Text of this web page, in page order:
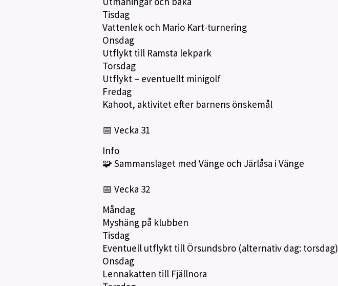
Tisdag
Vattenlek och Mario Kart-turnering
Onsdag
Utflykt till Ramsta lekpark
Torsdag
Utflykt – eventuellt minigolf
Fredag
Kahoot, aktivitet efter barnens önskemål
📅 Vecka 31
Info
🧩 Sammanslaget med Vänge och Järlåsa i Vänge
📅 Vecka 32
Måndag
Myshäng på klubben
Tisdag
Eventuell utflykt till Örsundsbro (alternativ dag: torsdag)
Onsdag
Lennakatten till Fjällnora